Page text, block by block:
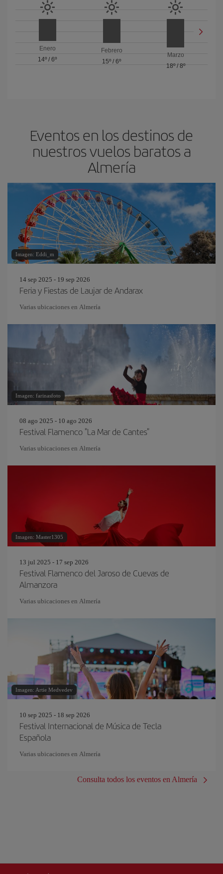
Enero
14º /6º
Febrero
15º / 6º
Marzo
18º/ 8º
Eventos en los destinos de
nuestros vuelos baratos a
Almería
Imagen: Eddi_m
14 sep 2025 - 19 sep 2026
Feria y Fiestas de Laujar de Andarax
Varias ubicaciones en Almería
Imagen: farinasfoto
08 ago 2025 - 10 ago 2026
Festival Flamenco "La Mar de Cantes"
Varias ubicaciones en Almería
Imagen: Master1305
13 jul 2025 - 17 sep 2026
Festival Flamenco del Jaroso de Cuevas de
Almanzora
Varias ubicaciones en Almería
Imagen: Artie Medvedev
10 sep 2025 - 18 sep 2026
Festival Internacional de Música de Tecla
Española
Varias ubicaciones en Almería
Consulta todos los eventos en Almería